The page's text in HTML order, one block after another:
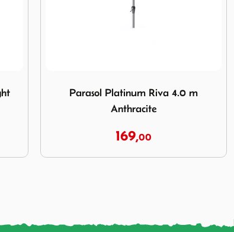
Parasol Platinum Riva 2,5x2,5m
Olive
109,00